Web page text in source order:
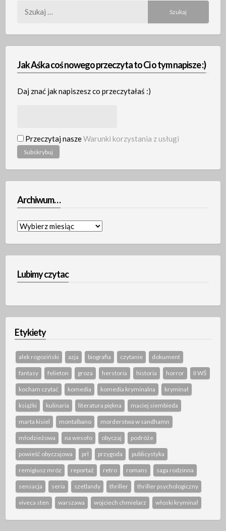
Jak Aśka coś nowego przeczyta to Ci o tym napisze :)
Daj znać jak napiszesz co przeczytałaś :)
Przeczytaj naszeWarunki korzystania z usługi
Archiwum…
Archiwum…
Lubimy czytac
Etykiety
alek rogoziński azja biografia czytanie dokument
fantasy felieton groza herstoria historia horror II WŚ
kocham czytać komedia komedia kryminalna kryminał
książki kulinaria literatura piękna maciej siembieda
marta kisiel montalbano morderstwa w sandhamn
młodzieżowa na wesoło obyczaj podróże
powieść obyczajowa prl przygoda publicystyka
remigiusz mróz reportaż retro romans saga rodzinna
sensacja seria szetlandy thriller thriller psychologiczny
viveca sten warszawa wojciech chmielarz włoski kryminał